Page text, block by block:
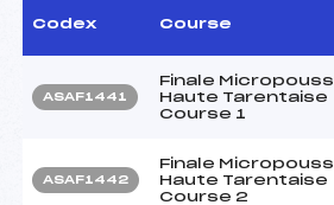
Codex Course
ASAF1441
Finale Micropouss
Haute Tarentaise
Course 1
ASAF1442
Finale Micropouss
Haute Tarentaise
Course 2